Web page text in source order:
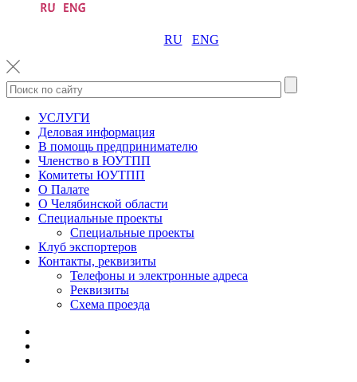
RU ENG
УСЛУГИ
Деловая информация
В помощь предпринимателю
Членство в ЮУТПП
Комитеты ЮУТПП
О Палате
О Челябинской области
Специальные проекты
Специальные проекты
Клуб экспортеров
Контакты, реквизиты
Телефоны и электронные адреса
Реквизиты
Схема проезда